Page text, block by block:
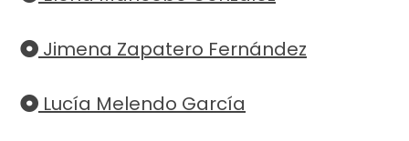
Jimena Zapatero Fernández
Lucía Melendo García